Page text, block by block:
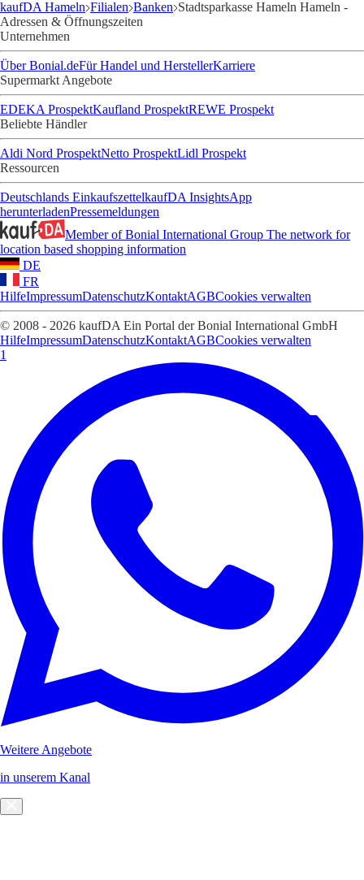
kaufDA Hameln Filialen Banken Stadtsparkasse Hameln Hameln -
Adressen & Öffnungszeiten
Unternehmen
Über Bonial.deFür Handel und HerstellerKarriere
Supermarkt Angebote
EDEKA ProspektKaufland ProspektREWE Prospekt
Beliebte Händler
Aldi Nord ProspektNetto ProspektLidl Prospekt
Ressourcen
Deutschlands EinkaufszettelkaufDA InsightsApp
herunterladenPressemeldungen
Member of Bonial International Group The network for
location based shopping information
DE
FR
HilfeImpressumDatenschutzKontaktAGBCookies verwalten
© 2008 - 2026 kaufDA Ein Portal der Bonial International GmbH
HilfeImpressumDatenschutzKontaktAGBCookies verwalten
1
Weitere Angebote
in unserem Kanal